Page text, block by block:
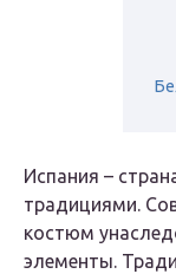
Испания –
традициями.
костюм
элементы.